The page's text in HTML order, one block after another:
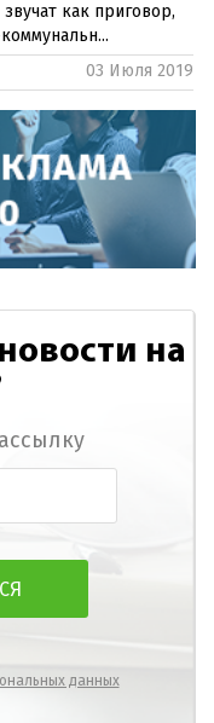
как приговор,
03 Июля 2019
на
данных